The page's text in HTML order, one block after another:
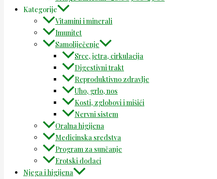
Kategorije
Vitamini i minerali
Imunitet
Samoliječenje
Srce, jetra, cirkulacija
Digestivni trakt
Reproduktivno zdravlje
Uho, grlo, nos
Kosti, zglobovi i mišići
Nervni sistem
Oralna higijena
Medicinska sredstva
Program za sunčanje
Erotski dodaci
Njega i higijena